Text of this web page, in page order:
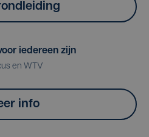
iedereen zijn
en WTV
info